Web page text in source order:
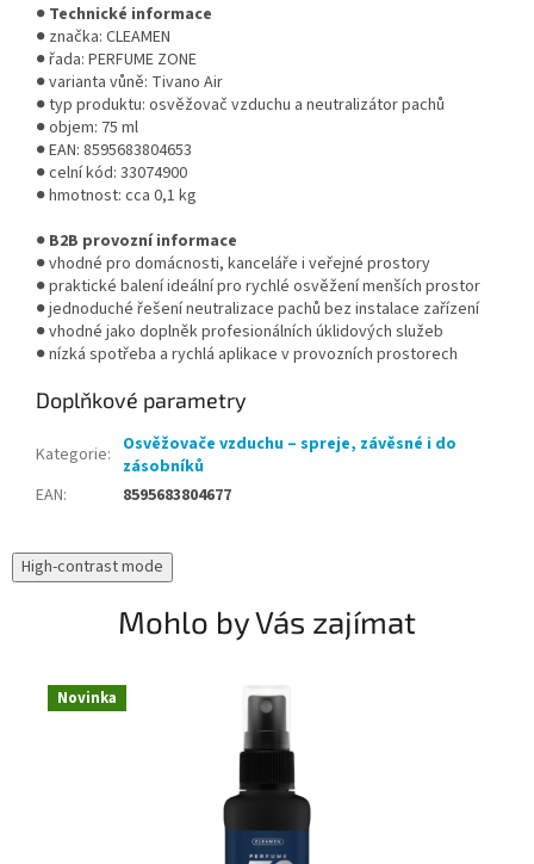
● Technické informace
● značka: CLEAMEN
● řada: PERFUME ZONE
● varianta vůně: Tivano Air
● typ produktu: osvěžovač vzduchu a neutralizátor pachů
● objem: 75 ml
● EAN: 8595683804653
● celní kód: 33074900
● hmotnost: cca 0,1 kg
● B2B provozní informace
● vhodné pro domácnosti, kanceláře i veřejné prostory
● praktické balení ideální pro rychlé osvěžení menších prostor
● jednoduché řešení neutralizace pachů bez instalace zařízení
● vhodné jako doplněk profesionálních úklidových služeb
● nízká spotřeba a rychlá aplikace v provozních prostorech
Doplňkové parametry
Kategorie: Osvěžovače vzduchu – spreje, závěsné i do
zásobníků
EAN: 8595683804677
High-contrast mode
Mohlo by Vás zajímat
Novinka